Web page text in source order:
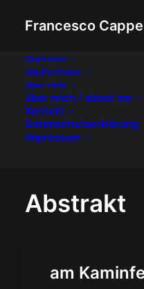
Francesco
Startseite
alle Portfolios
über mich
über mich / about me
Kontakt
Datenschutzerklärung
Impressum
Home Archive by
Abstrakt
am